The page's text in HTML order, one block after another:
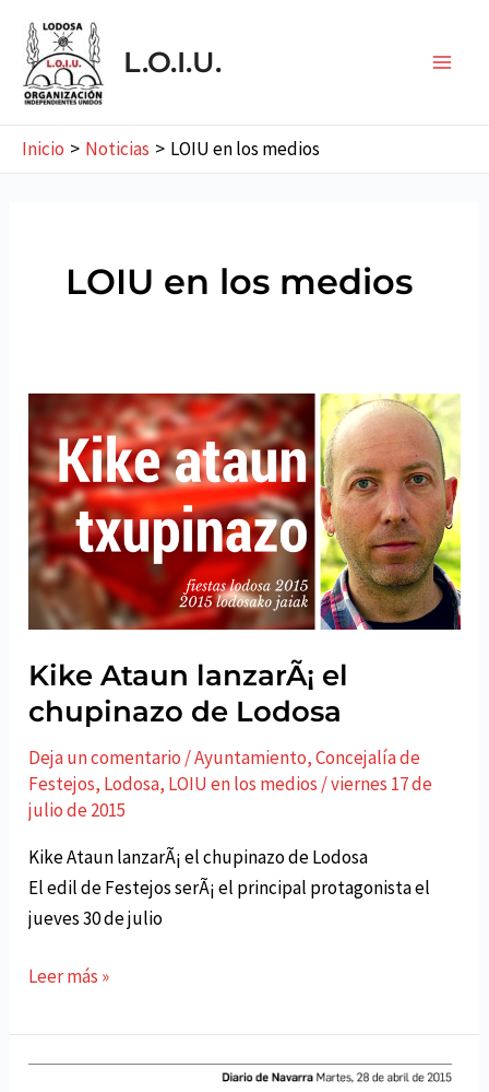
contenido
L.O.I.U.
Inicio Noticias LOIU en los medios
LOIU en los medios
Kike Ataun lanzarÃ¡ el
chupinazo de Lodosa
Deja un comentario /Ayuntamiento,Concejalí­a de
Festejos, Lodosa, LOIU en los medios /viernes 17 de
julio de 2015
Kike Ataun lanzarÃ¡ el chupinazo de Lodosa
El edil de Festejos serÃ¡ el principal protagonista el
jueves 30 de julio
Kike
lanzarÃ¡
el
Leer más »